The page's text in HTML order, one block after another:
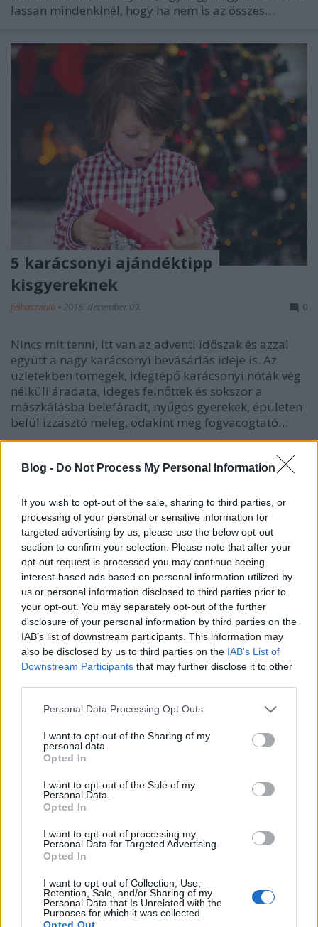
Blog - Do Not Process My Personal Information
If you wish to opt-out of the sale, sharing to third parties, or
processing of your personal or sensitive information for
targeted advertising by us, please use the below opt-out
section to confirm your selection. Please note that after your
opt-out request is processed you may continue seeing
interest-based ads based on personal information utilized by
us or personal information disclosed to third parties prior to
your opt-out. You may separately opt-out of the further
disclosure of your personal information by third parties on the
IAB’s list of downstream participants. This information may
also be disclosed by us to third parties on the IAB’s List of
Downstream Participants that may further disclose it to other
Please note that this website/app uses one or more Google
not limited to your visit or usage behaviour. You may click to
grant or deny consent to Google and its third-party tags to
use your data for below specified purposes in below Google
consent section.
Personal Data Processing Opt Outs
I want to opt-out of the Sharing of my
personal data.
Opted In
I want to opt-out of the Sale of my
Personal Data.
Opted In
I want to opt-out of processing my
Personal Data for Targeted Advertising.
Opted In
I want to opt-out of Collection, Use,
Retention, Sale, and/or Sharing of my
Personal Data that Is Unrelated with the
Purposes for which it was collected.
Opted Out
lassan mindenkinél, hogy ha nem is az összes…
5 karácsonyi ajándéktipp
kisgyereknek
felhasznalo • 2016. december 09. 0
Nincs mit tenni, itt van az adventi időszak és azzal
együtt a nagy karácsonyi bevásárlás ideje is. Az
üzletekben tömegek, idegtépő karácsonyi nóták vég
nélküli áradata, ideges felnőttek és sokszor a
mászkálásba belefáradt, nyűgös gyerekek, épületen
belül izzasztó meleg, odakint meg fogvacogtató…
Csak a szépet - Hazai
Karácsonykor minden gyereknek jár egy könyv!
polcain elképesztő mennyiség és változatos minőség
fogadja az ajándékot keresőket. Hogy biztosan
segítséget az alábbi válogatásunk. Kizárólag magyar
szerzőktől…